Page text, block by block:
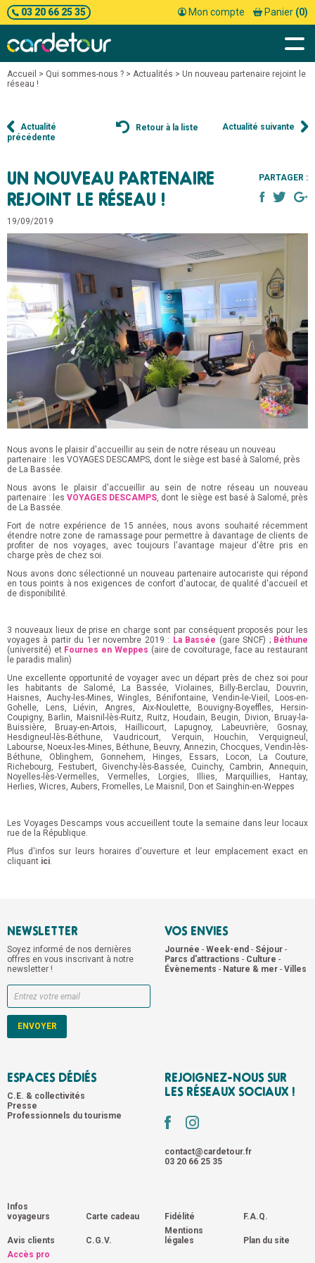
03 20 66 25 35 Mon compte Panier (0)
Accueil > Qui sommes-nous ? > Actualités > Un nouveau partenaire rejoint le
réseau !
Actualité
précédente
Retour à la liste Actualité suivante
UN NOUVEAU PARTENAIRE
REJOINT LE RÉSEAU !
PARTAGER :
19/09/2019
Nous avons le plaisir d'accueillir au sein de notre réseau un nouveau
partenaire : les VOYAGES DESCAMPS, dont le siège est basé à Salomé, près
de La Bassée.
Nous avons le plaisir d'accueillir au sein de notre réseau un nouveau
partenaire : lesVOYAGES DESCAMPS, dont le siège est basé à Salomé, près
de La Bassée.
Fort de notre expérience de 15 années, nous avons souhaité récemment
étendre notre zone de ramassage pour permettre à davantage de clients de
profiter de nos voyages, avec toujours l'avantage majeur d'être pris en
charge près de chez soi.
Nous avons donc sélectionné un nouveau partenaire autocariste qui répond
en tous points à nos exigences de confort d'autocar, de qualité d'accueil et
de disponibilité.
3 nouveaux lieux de prise en charge sont par conséquent proposés pour les
voyages à partir du 1er novembre 2019 : La Bassée (gare SNCF) ; Béthune
(université) et Fournes en Weppes (aire de covoiturage, face au restaurant
le paradis malin)
Une excellente opportunité de voyager avec un départ près de chez soi pour
les habitants de Salomé, La Bassée, Violaines, Billy-Berclau, Douvrin,
Haisnes, Auchy-les-Mines, Wingles, Bénifontaine, Vendin-le-Vieil, Loos-en-
Gohelle, Lens, Liévin, Angres, Aix-Noulette, Bouvigny-Boyeffles, Hersin-
Coupigny, Barlin, Maisnil-lès-Ruitz, Ruitz, Houdain, Beugin, Divion, Bruay-la-
Buissière, Bruay-en-Artois, Haillicourt, Lapugnoy, Labeuvrière, Gosnay,
Hesdigneul-lès-Béthune, Vaudricourt, Verquin, Houchin, Verquigneul,
Labourse, Noeux-les-Mines, Béthune, Beuvry, Annezin, Chocques, Vendin-lès-
Béthune, Oblinghem, Gonnehem, Hinges, Essars, Locon, La Couture,
Richebourg, Festubert, Givenchy-lès-Bassée, Cuinchy, Cambrin, Annequin,
Noyelles-lès-Vermelles, Vermelles, Lorgies, Illies, Marquillies, Hantay,
Herlies, Wicres, Aubers, Fromelles, Le Maisnil, Don et Sainghin-en-Weppes
Les Voyages Descamps vous accueillent toute la semaine dans leur locaux
rue de la République.
Plus d'infos sur leurs horaires d'ouverture et leur emplacement exact en
cliquant ici.
NEWSLETTER
Soyez informé de nos dernières
offres en vous inscrivant à notre
newsletter !
VOS ENVIES
Journée - Week-end - Séjour -
Parcs d'attractions - Culture -
Évènements - Nature & mer - Villes
ESPACES DÉDIÉS
C.E. & collectivités
Presse
Professionnels du tourisme
REJOIGNEZ-NOUS SUR
LES RÉSEAUX SOCIAUX !
contact@cardetour.fr
03 20 66 25 35
Infos
voyageurs
Carte cadeau Fidélité F.A.Q.
Avis clients C.G.V.
Mentions
légales
Plan du site
Accès pro